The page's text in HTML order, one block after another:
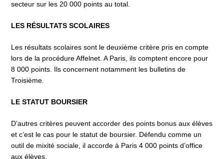
secteur sur les 20 000 points au total.
LES RÉSULTATS SCOLAIRES
Les résultats scolaires sont le deuxième critère pris en compte
lors de la procédure Affelnet. A Paris, ils comptent encore pour
8 000 points. Ils concernent notamment les bulletins de
Troisième.
LE STATUT BOURSIER
D’autres critères peuvent accorder des points bonus aux élèves
et c’est le cas pour le statut de boursier. Défendu comme un
outil de mixité sociale, il accorde à Paris 4 000 points d’office
aux élèves.